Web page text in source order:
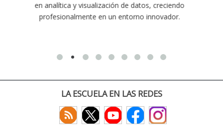
convencido de que elegir teleco ha sido una de las
decisiones que he tomado.
LA ESCUELA EN LAS REDES